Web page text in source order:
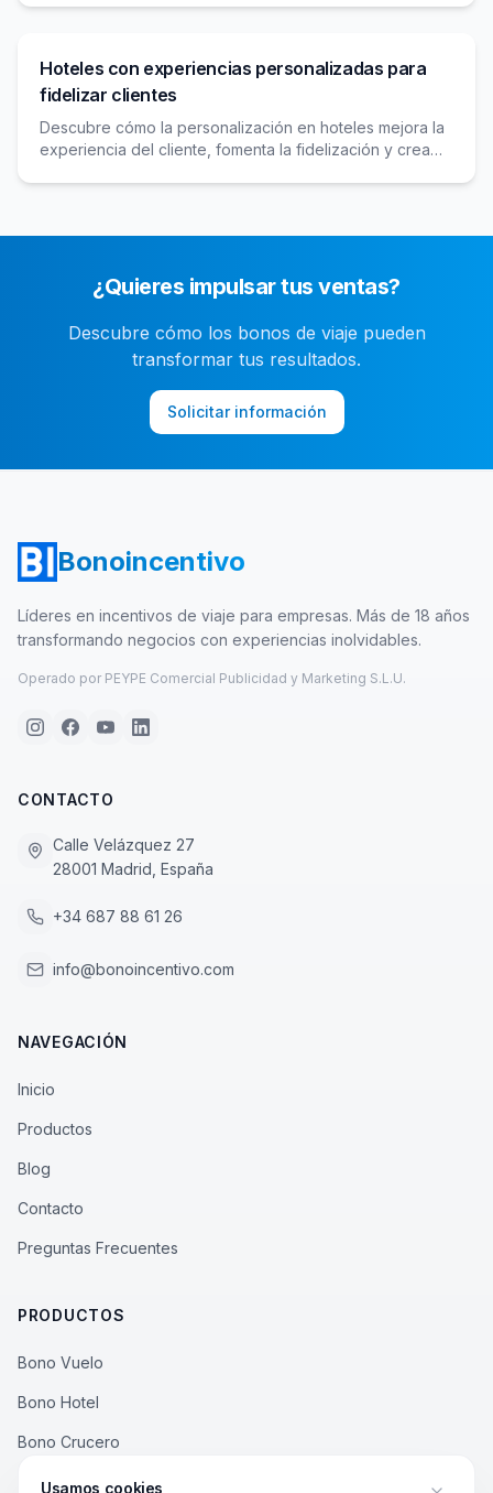
Hoteles con experiencias personalizadas para
fidelizar clientes
Descubre cómo la personalización en hoteles mejora la
experiencia del cliente, fomenta la fidelización y crea
¿Quieres impulsar tus ventas?
Descubre cómo los bonos de viaje pueden
transformar tus resultados.
Solicitar información
Bonoincentivo
Líderes en incentivos de viaje para empresas. Más de 18 años
transformando negocios con experiencias inolvidables.
Operado por PEYPE Comercial Publicidad y Marketing S.L.U.
CONTACTO
Calle Velázquez 27
28001 Madrid, España
+34 687 88 61 26
info@bonoincentivo.com
NAVEGACIÓN
Inicio
Productos
Blog
Contacto
Preguntas Frecuentes
PRODUCTOS
Bono Vuelo
Bono Hotel
Bono Crucero
Bono Rural
Usamos cookies